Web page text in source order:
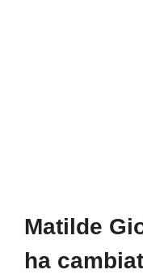
Matilde
ha